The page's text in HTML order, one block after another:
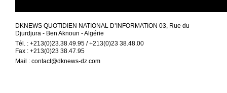
DKNEWS QUOTIDIEN NATIONAL D’INFORMATION 03, Rue du
Djurdjura - Ben Aknoun - Algérie
Tél. : +213(0)23.38.49.95 / +213(0)23 38.48.00
Fax : +213(0)23 38.47.95
Mail : contact@dknews-dz.com